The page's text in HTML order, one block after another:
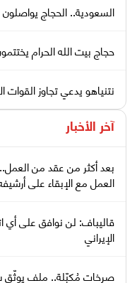
السعودية.. الحجاج
حجاج بيت الله الحرام
نتنياهو يدعي تجاوز القوات
آخر الأخبار
بعد أكثر من عقد من
العمل مع الإبقاء على
قاليباف: لن نوافق على
الإيراني
صرخات مُكبّلة.. ملف يوثّق